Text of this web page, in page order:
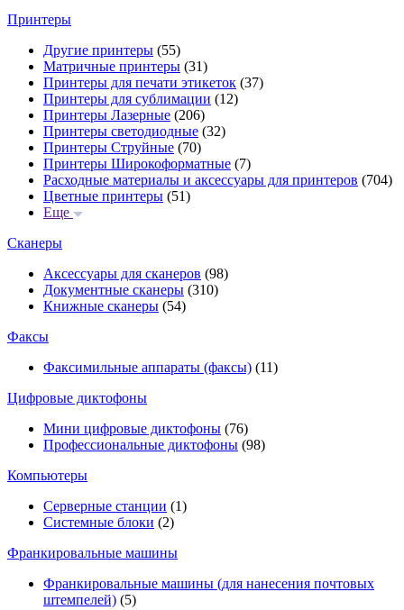
Принтеры
Другие принтеры (55)
Матричные принтеры (31)
Принтеры для печати этикеток (37)
Принтеры для сублимации (12)
Принтеры Лазерные (206)
Принтеры светодиодные (32)
Принтеры Струйные (70)
Принтеры Широкоформатные (7)
Расходные материалы и аксессуары для принтеров (704)
Цветные принтеры (51)
Еще
Сканеры
Аксессуары для сканеров (98)
Документные сканеры (310)
Книжные сканеры (54)
Факсы
Факсимильные аппараты (факсы) (11)
Цифровые диктофоны
Мини цифровые диктофоны (76)
Профессиональные диктофоны (98)
Компьютеры
Серверные станции (1)
Системные блоки (2)
Франкировальные машины
Франкировальные машины (для нанесения почтовых
штемпелей) (5)